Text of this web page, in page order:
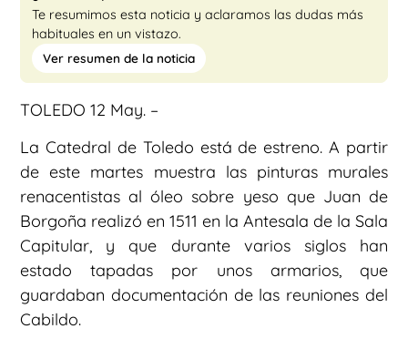
Te resumimos esta noticia y aclaramos las dudas más
habituales en un vistazo.
Ver resumen de la noticia
TOLEDO 12 May. –
La Catedral de Toledo está de estreno. A partir
de este martes muestra las pinturas murales
renacentistas al óleo sobre yeso que Juan de
Borgoña realizó en 1511 en la Antesala de la Sala
Capitular, y que durante varios siglos han
estado tapadas por unos armarios, que
guardaban documentación de las reuniones del
Cabildo.